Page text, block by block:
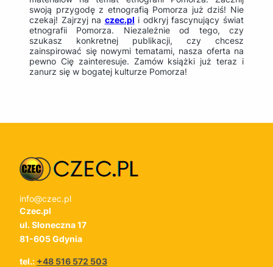
swoją przygodę z etnografią Pomorza już dziś! Nie
czekaj! Zajrzyj na czec.pl i odkryj fascynujący świat
etnografii Pomorza. Niezależnie od tego, czy
szukasz konkretnej publikacji, czy chcesz
zainspirować się nowymi tematami, nasza oferta na
pewno Cię zainteresuje. Zamów książki już teraz i
zanurz się w bogatej kulturze Pomorza!
info@czec.pl
Czec.pl
ul. Słoneczna 17
81-605 Gdynia
tel.: +48 516 572 503